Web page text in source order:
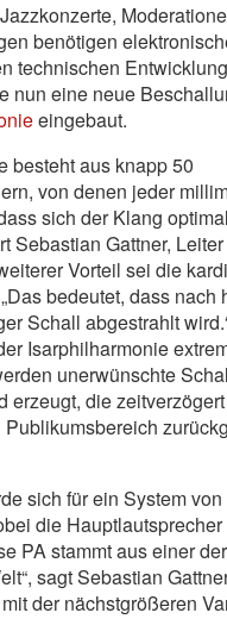
benötigen
technischen
nun eine neue
eingebaut.
besteht aus knapp 50
von denen jeder
sich der Klang
Sebastian Gattner,
Vorteil sei die
bedeutet, dass nach
Schall abgestrahlt
Isarphilharmonie
unerwünschte
erzeugt, die
sich für ein System
die
PA stammt aus einer
sagt Sebastian
der nächstgrößeren